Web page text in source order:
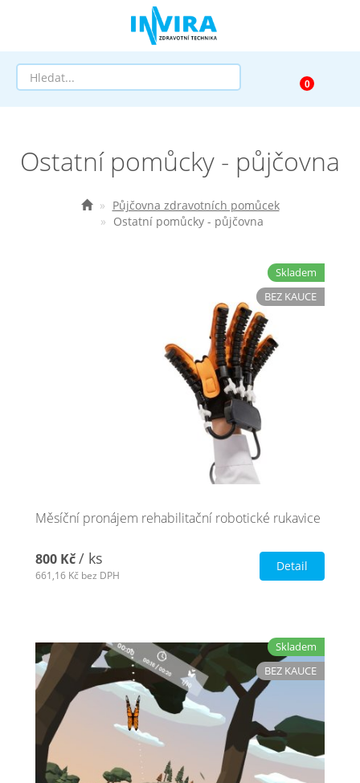
Půjčovna
Pomůcky dle zaměření
Ostatní pomůcky - půjčovna
Půjčovna zdravotních pomůcek
Ostatní pomůcky - půjčovna
Skladem
BEZ KAUCE
Měsíční pronájem rehabilitační robotické rukavice
800 Kč/ ks
661,16 Kč bez DPH
Detail
Skladem
BEZ KAUCE